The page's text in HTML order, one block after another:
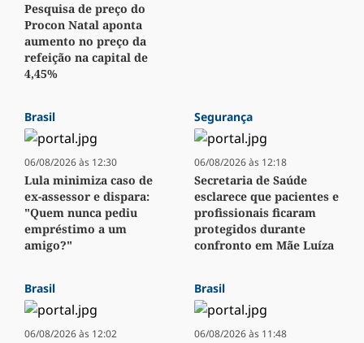
Pesquisa de preço do
Procon Natal aponta
aumento no preço da
refeição na capital de
4,45%
Brasil
06/08/2026 às 12:30
Lula minimiza caso de
ex-assessor e dispara:
"Quem nunca pediu
empréstimo a um
amigo?"
Segurança
06/08/2026 às 12:18
Secretaria de Saúde
esclarece que pacientes e
profissionais ficaram
protegidos durante
confronto em Mãe Luíza
Brasil
06/08/2026 às 12:02
Brasil
06/08/2026 às 11:48